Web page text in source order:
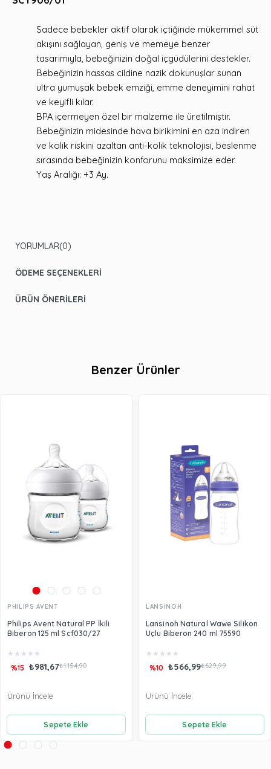
Sadece bebekler aktif olarak içtiğinde mükemmel süt
akışını sağlayan, geniş ve memeye benzer
tasarımıyla, bebeğinizin doğal içgüdülerini destekler.
Bebeğinizin hassas cildine nazik dokunuşlar sunan
ultra yumuşak bebek emziği, emme deneyimini rahat
ve keyifli kılar.
BPA içermeyen özel bir malzeme ile üretilmiştir.
Bebeğinizin midesinde hava birikimini en aza indiren
ve kolik riskini azaltan anti-kolik teknolojisi, beslenme
sırasında bebeğinizin konforunu maksimize eder.
Yaş Aralığı: +3 Ay.
YORUMLAR(0)
ÖDEME SEÇENEKLERI
ÜRÜN ÖNERILERI
Benzer Ürünler
PHILIPS AVENT
Philips Avent Natural PP İkili
Biberon 125 ml Scf030/27
★ ★ ★ ★ ★
₺981,67₺1.154,90
%15
Sepete Ekle
Ürünü İncele
LANSİNOH
Lansinoh Natural Wawe Silikon
Uçlu Biberon 240 ml 75590
★ ★ ★ ★ ★
₺566,99₺629,99
%10
Sepete Ekle
Ürünü İncele